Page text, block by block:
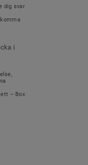
dig svar
i
– Box